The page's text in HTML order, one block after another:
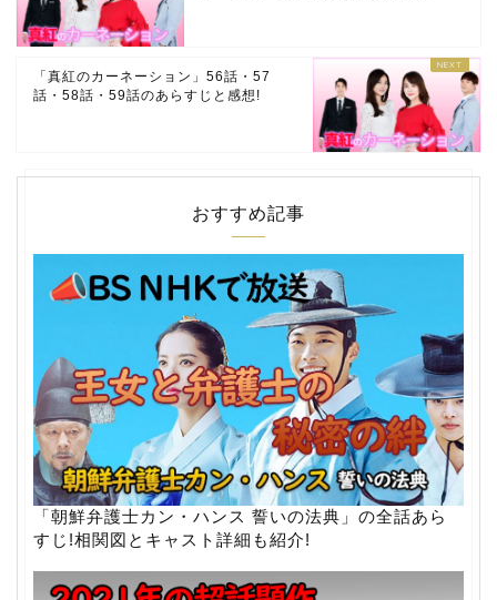
「真紅のカーネーション」56話・57
話・58話・59話のあらすじと感想!
おすすめ記事
「朝鮮弁護士カン・ハンス 誓いの法典」の全話あら
すじ!相関図とキャスト詳細も紹介!